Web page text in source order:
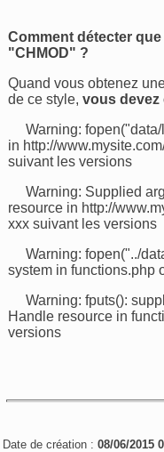
Comment détecter
"CHMOD" ?
Quand vous obtenez
de ce style,vous devez
Warning: fopen("data/
in http://
suivant les versions
Warning: Supplied
resource in http://
xxx suivant les versions
Warning: fopen("../
system in functions.php
Warning: fputs():
Handle resource in
versions
Date de création :08/06/2015